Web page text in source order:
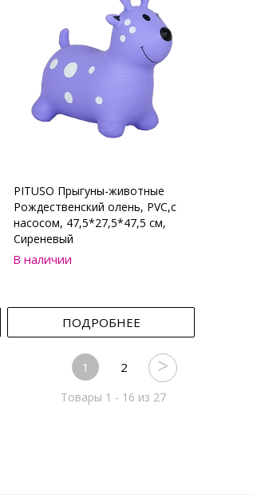
PITUSO Прыгуны-животные
Рождественский олень, PVC,с
насосом, 47,5*27,5*47,5 см,
Сиреневый
В наличии
ПОДРОБНЕЕ
1 2
Товары 1 - 16 из 27